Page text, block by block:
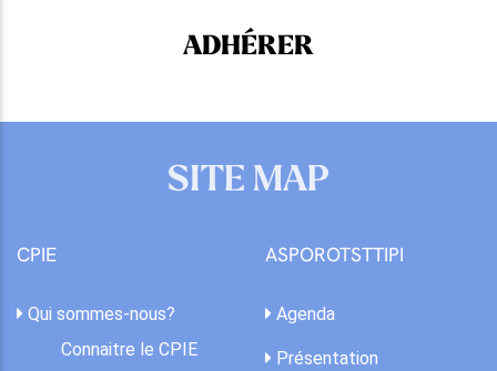
ADHÉRER
SITE MAP
CPIE
Qui sommes-nous?
Connaitre le CPIE
ASPOROTSTTIPI
Agenda
Présentation